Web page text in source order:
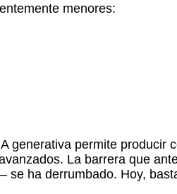
menores:
generativa permite producir
La barrera que
ha derrumbado. Hoy,